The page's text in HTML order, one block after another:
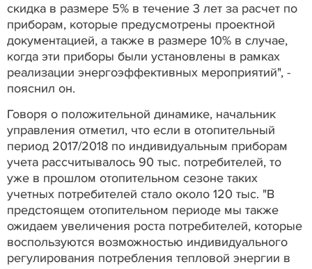
скидка в размере 5% в течение 3 лет за расчет по
приборам, которые предусмотрены проектной
документацией, а также в размере 10% в случае,
когда эти приборы были установлены в рамках
реализации энергоэффективных мероприятий", -
пояснил он.
Говоря о положительной динамике, начальник
управления отметил, что если в отопительный
период 2017/2018 по индивидуальным приборам
учета рассчитывалось 90 тыс. потребителей, то
уже в прошлом отопительном сезоне таких
учетных потребителей стало около 120 тыс. "В
предстоящем отопительном периоде мы также
ожидаем увеличения роста потребителей, которые
воспользуются возможностью индивидуального
регулирования потребления тепловой энергии в